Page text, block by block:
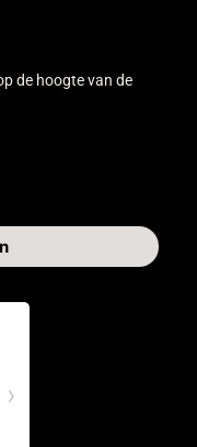
de hoogte van de